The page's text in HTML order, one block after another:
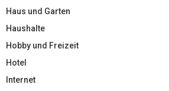
Haus und Garten
Haushalte
Hobby und Freizeit
Hotel
Internet